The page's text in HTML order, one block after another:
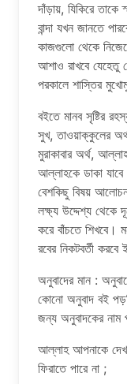
দাঁড়ায়, যিকিরে
বান্দা যখন জানতে
কাজগুলো থেকে
আশাও রাখবে
পরকালে শাস্তির
বইতে মানব সৃষ্টির
সুখ, তাওয়াক্কুলের
মুরাকাবার অর্থ,
আল্লাহকে ডাকা
বেশকিছু বিষয়
লক্ষ্য উদ্দেশ্য থেকে
করে বাঁচতে শিখবে।
রবের নিকটবর্তী
অনুবাদের মান :
কোনো অনুবাদ বই
জন্য অনুবাদকের নাম
আল্লাহ আপনাকে
ফিরাতে পারে না ;